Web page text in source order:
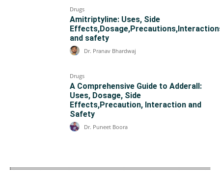
Drugs
Amitriptyline: Uses, Side
and safety
Dr. Pranav Bhardwaj
Drugs
A Comprehensive Guide to Adderall:
Uses, Dosage, Side
Effects,Precaution, Interaction and
Safety
Dr. Puneet Boora